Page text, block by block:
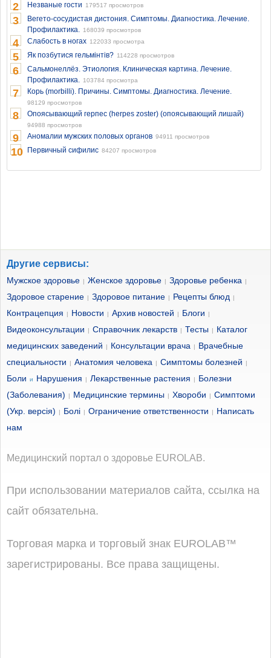
2 Незваные гости 179517 просмотров
3
Вегето-сосудистая дистония. Симптомы. Диагностика. Лечение.
Профилактика. 168039 просмотров
4 Слабость в ногах 122033 просмотра
5 Як позбутися гельмінтів? 114228 просмотров
6
Сальмонеллёз. Этиология. Клиническая картина. Лечение.
Профилактика. 103784 просмотра
7 Корь (morbilli). Причины. Симптомы. Диагностика. Лечение.
98129 просмотров
8 Опоясывающий герпес (herpes zoster) (опоясывающий лишай)
94988 просмотров
9 Аномалии мужских половых органов 94911 просмотров
10 Первичный сифилис 84207 просмотров
Другие сервисы:
Мужское здоровье | Женское здоровье | Здоровье ребенка |
Здоровое старение | Здоровое питание | Рецепты блюд |
Контрацепция | Новости | Архив новостей | Блоги |
Видеоконсультации | Справочник лекарств | Тесты |
Каталог
медицинских заведений
| Консультации врача |
Врачебные
специальности
| Анатомия человека | Симптомы болезней |
Боли и Нарушения | Лекарственные растения |
Болезни
(Заболевания)
| Медицинские термины | Хвороби | Симптоми
(Укр. версія)
| Болі | Ограничение ответственности |
Написать
нам
Медицинский портал о здоровье EUROLAB.
При использовании материалов сайта, ссылка на
сайт обязательна.
Торговая марка и торговый знак EUROLAB™
зарегистрированы. Все права защищены.